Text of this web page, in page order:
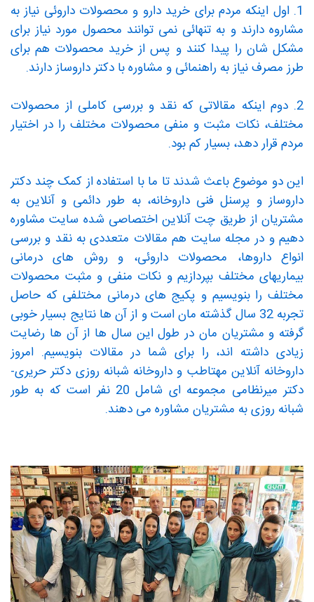
1. اول اینکه مردم برای خرید دارو و محصولات داروئی نیاز به
مشاروه دارند و به تنهائی نمی توانند محصول مورد نیاز برای
مشکل شان را پیدا کنند و پس از خرید محصولات هم برای
طرز مصرف نیاز به راهنمائی و مشاوره با دکتر داروساز دارند.
2. دوم اینکه مقالاتی که نقد و بررسی کاملی از محصولات
مختلف، نکات مثبت و منفی محصولات مختلف را در اختیار
مردم قرار دهد، بسیار کم بود.
این دو موضوع باعث شدند تا ما با استفاده از کمک چند دکتر
داروساز و پرسنل فنی داروخانه، به طور دائمی و آنلاین به
مشتریان از طریق چت آنلاین اختصاصی شده سایت مشاوره
دهیم و در مجله سایت هم مقالات متعددی به نقد و بررسی
انواع داروها، محصولات داروئی، و روش های درمانی
بیماریهای مختلف بپردازیم و نکات منفی و مثبت محصولات
مختلف را بنویسیم و پکیج های درمانی مختلفی که حاصل
تجربه 32 سال گذشته مان است و از آن ها نتایج بسیار خوبی
گرفته و مشتریان مان در طول این سال ها از آن ها رضایت
زیادی داشته اند، را برای شما در مقالات بنویسیم. امروز
داروخانه آنلاین مهتاطب و داروخانه شبانه روزی دکتر حریری-
دکتر میرنظامی مجموعه ای شامل 20 نفر است که به طور
شبانه روزی به مشتریان مشاوره می دهند.